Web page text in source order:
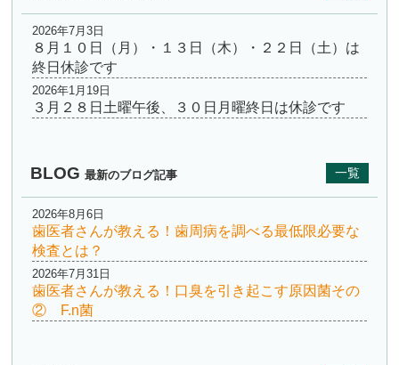
2026年7月3日
８月１０日（月）・１３日（木）・２２日（土）は
終日休診です
2026年1月19日
３月２８日土曜午後、３０日月曜終日は休診です
BLOG 最新のブログ記事 一覧
2026年8月6日
歯医者さんが教える！歯周病を調べる最低限必要な
検査とは？
2026年7月31日
歯医者さんが教える！口臭を引き起こす原因菌その
② F.n菌